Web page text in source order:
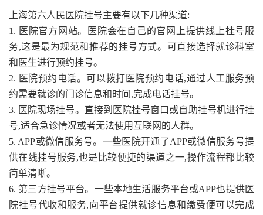
上海第六人民医院挂号主要有以下几种渠道:
1. 医院官方网站。医院会在自己的官网上提供线上挂号服
务,这是最为规范和推荐的挂号方式。可直接选择就诊科室
和医生进行预约挂号。
2. 医院预约电话。可以拨打医院预约电话,通过人工服务预
约需要就诊的门诊信息和时间,完成电话挂号。
3. 医院现场挂号。直接到医院挂号窗口或自助挂号机进行挂
号,适合急诊情况或者无法使用互联网的人群。
5. APP或微信服务号。一些医院开通了APP或微信服务号提
供在线挂号服务,也是比较便捷的渠道之一,操作流程都比较
简单清晰。
6. 第三方挂号平台。一些本地生活服务平台或APP也提供医
院挂号代收和服务,向平台提供就诊信息和缴费便可以完成